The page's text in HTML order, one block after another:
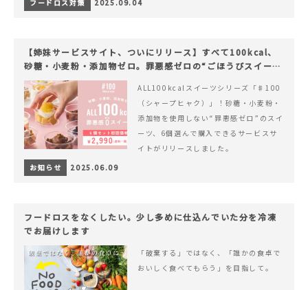
フードロス対策 2025.09.04
【姉妹サービスサイト、ついにリリース】すべて100kcal、
砂糖・小麦粉・添加物ゼロ。罪悪感ゼロの“ごほうびスイー
ツ”『#100（シャープ100）』
ALL100kcalスイーツシリーズ「♯100
（シャープヒャク）」！砂糖・小麦粉・
添加物を使用しない“罪悪感ゼロ”のスイ
ーツ、6個選んで購入できるサービスサ
イトがリリースしました。
お知らせ
2025.06.09
フードロスをなくしたい。少し多めに仕込んでいた分を冷凍
でお届けします
「破棄する」ではなく、「誰かの食卓で
おいしく食べてもらう」を目指して。